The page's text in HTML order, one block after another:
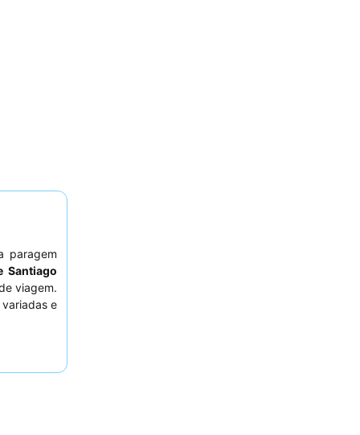
paragem
Santiago
viagem.
e